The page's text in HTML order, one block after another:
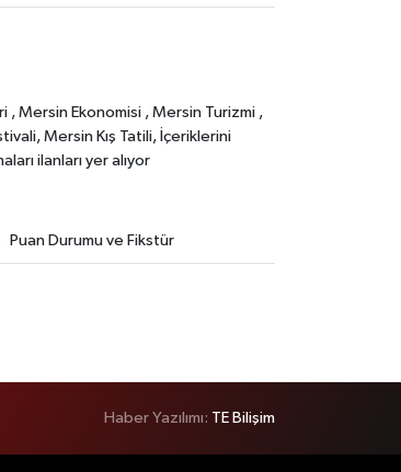
Mersin Ekonomisi , Mersin Turizmi ,
Mersin Kış Tatili, İçeriklerini
ilanları yer alıyor
Puan Durumu ve Fikstür
Haber Yazılımı: TE Bilişim